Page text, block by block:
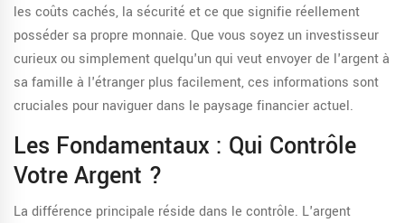
les coûts cachés, la sécurité et ce que signifie réellement
posséder sa propre monnaie. Que vous soyez un investisseur
curieux ou simplement quelqu'un qui veut envoyer de l'argent à
sa famille à l'étranger plus facilement, ces informations sont
cruciales pour naviguer dans le paysage financier actuel.
Les Fondamentaux : Qui Contrôle
Votre Argent ?
La différence principale réside dans le contrôle. L'argent